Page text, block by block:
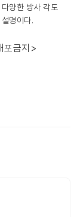
양한 방사 각도
명이다.
포금지>